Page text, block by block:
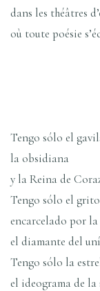
dans les théâtres
où toute poésie
Tengo sólo el
la obsidiana
y la Reina de
Tengo sólo el grito
encarcelado por
el diamante del
Tengo sólo la
el ideograma de la